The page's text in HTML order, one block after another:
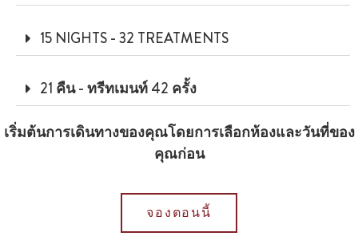
15 NIGHTS - 32 TREATMENTS
21 คืน - ทรีทเมนท์ 42 ครั้ง
เริ่มต้นการเดินทางของคุณโดยการเลือกห้องและวันที่ของ
คุณก่อน
จองตอนนี้